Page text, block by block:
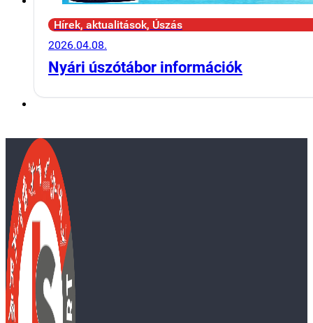
Hírek, aktualitások, Úszás
2026.04.08.
Nyári úszótábor információk